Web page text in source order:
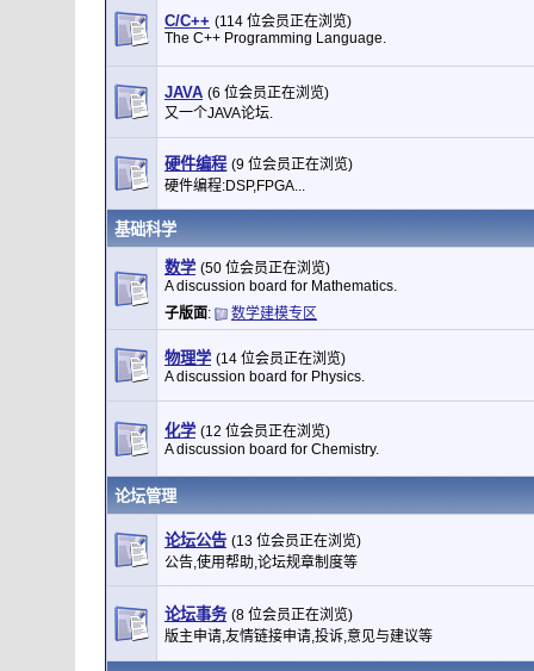
C/C++ (114 位会员正在浏览)
The C++ Programming Language.
JAVA (6 位会员正在浏览)
又一个JAVA论坛.
硬件编程 (9 位会员正在浏览)
硬件编程:DSP,FPGA...
基础科学
数学 (50 位会员正在浏览)
A discussion board for Mathematics.
子版面: 数学建模专区
物理学 (14 位会员正在浏览)
A discussion board for Physics.
化学 (12 位会员正在浏览)
A discussion board for Chemistry.
论坛管理
论坛公告 (13 位会员正在浏览)
公告,使用帮助,论坛规章制度等
论坛事务 (8 位会员正在浏览)
版主申请,友情链接申请,投诉,意见与建议等